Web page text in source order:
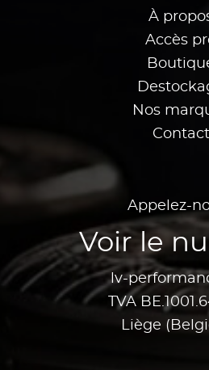
À
Accès
Nos
Contact
Appelez-
Voir le
lv-
TVA
Liège